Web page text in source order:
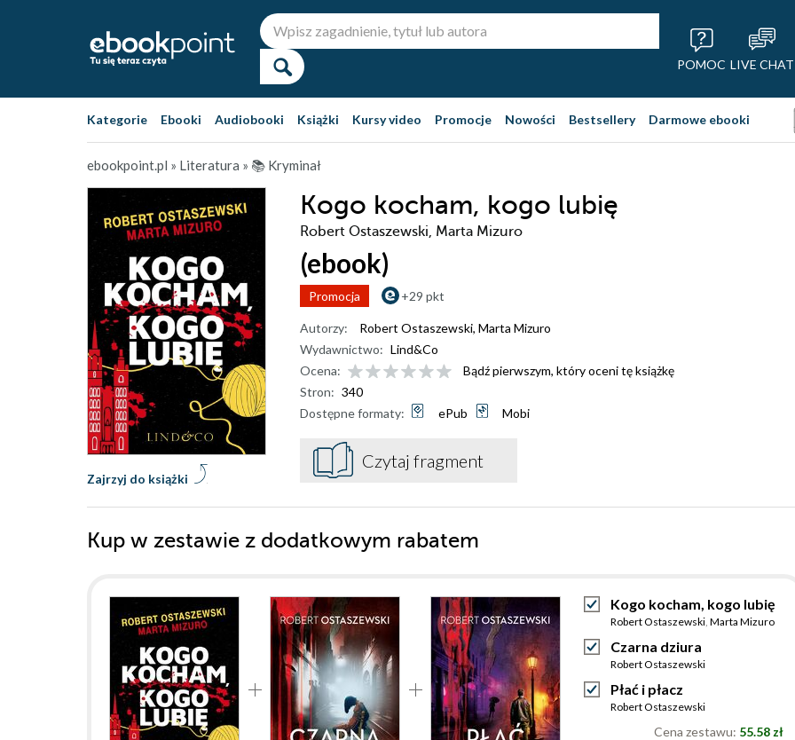
POMOC LIVE CHAT
Kategorie Ebooki Audiobooki Książki Kursy video Promocje Nowości Bestsellery Darmowe ebooki
ebookpoint.pl » Literatura » 📚 Kryminał
Kogo kocham, kogo lubię
Robert Ostaszewski, Marta Mizuro
(ebook)
Promocja +29 pkt
Zajrzyj do książki
Autorzy: Robert Ostaszewski, Marta Mizuro
Wydawnictwo: Lind&Co
Ocena:
Bądź pierwszym, który oceni tę książkę
Stron: 340
Dostępne formaty:
ePub Mobi
Czytaj fragment
Kup w zestawie z dodatkowym rabatem
Kogo kocham, kogo lubię
Robert Ostaszewski, Marta Mizuro
Czarna dziura
Robert Ostaszewski
Płać i płacz
Robert Ostaszewski
Cena zestawu: 55.58 zł